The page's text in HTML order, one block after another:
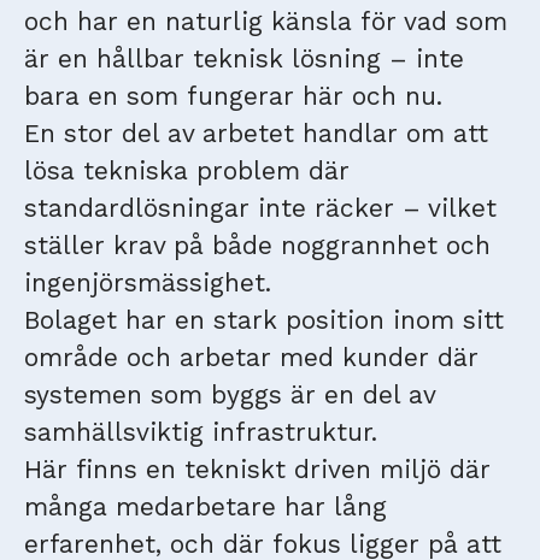
och har en naturlig känsla för vad som
är en hållbar teknisk lösning – inte
bara en som fungerar här och nu.
En stor del av arbetet handlar om att
lösa tekniska problem där
standardlösningar inte räcker – vilket
ställer krav på både noggrannhet och
ingenjörsmässighet.
Bolaget har en stark position inom sitt
område och arbetar med kunder där
systemen som byggs är en del av
samhällsviktig infrastruktur.
Här finns en tekniskt driven miljö där
många medarbetare har lång
erfarenhet, och där fokus ligger på att